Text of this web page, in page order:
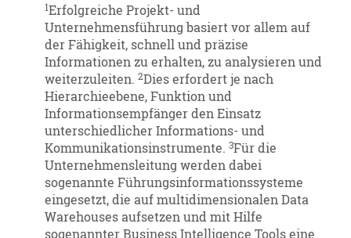
1Erfolgreiche Projekt- und
Unternehmensführung basiert vor allem auf
der Fähigkeit, schnell und präzise
Informationen zu erhalten, zu analysieren und
weiterzuleiten.2Dies erfordert je nach
Hierarchieebene, Funktion und
Informationsempfänger den Einsatz
unterschiedlicher Informations- und
Kommunikationsinstrumente.3Für die
Unternehmensleitung werden dabei
sogenannte Führungsinformationssysteme
eingesetzt, die auf multidimensionalen Data
Warehouses aufsetzen und mit Hilfe
sogenannter Business Intelligence Tools eine